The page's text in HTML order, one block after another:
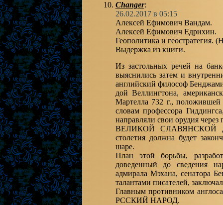
Changer:
26.02.2017 в 05:15
Алексей Ефимович Вандам.
Алексей Ефимович Едрихин.
Геополитика и геостратегия.
Выдержка из книги.
Из застольных речей на
выяснились затем и
английский философ
дой Веллингтона,
Мартелла 732 г.,
словам профессора
направляли свои орудия
ВЕЛИКОЙ СЛАВЯНСКОЙ
столетия должна будет
шаре.
План этой борьбы,
доведенный до сведения
адмирала Мэхана, сенатора
талантами писателей,
Главным противником
РССКИЙ НАРОД.